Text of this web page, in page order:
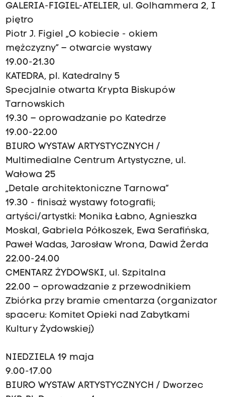
GALERIA-FIGIEL-ATELIER, ul. Golhammera 2, I
piętro
Piotr J. Figiel „O kobiecie - okiem
mężczyzny” – otwarcie wystawy
19.00-21.30
KATEDRA, pl. Katedralny 5
Specjalnie otwarta Krypta Biskupów
Tarnowskich
19.30 – oprowadzanie po Katedrze
19.00-22.00
BIURO WYSTAW ARTYSTYCZNYCH /
Multimedialne Centrum Artystyczne, ul.
Wałowa 25
„Detale architektoniczne Tarnowa”
19.30 - finisaż wystawy fotografii;
artyści/artystki: Monika Łabno, Agnieszka
Moskal, Gabriela Półkoszek, Ewa Serafińska,
Paweł Wadas, Jarosław Wrona, Dawid Żerda
22.00-24.00
CMENTARZ ŻYDOWSKI, ul. Szpitalna
22.00 – oprowadzanie z przewodnikiem
Zbiórka przy bramie cmentarza (organizator
spaceru: Komitet Opieki nad Zabytkami
Kultury Żydowskiej)
NIEDZIELA 19 maja
9.00-17.00
BIURO WYSTAW ARTYSTYCZNYCH / Dworzec